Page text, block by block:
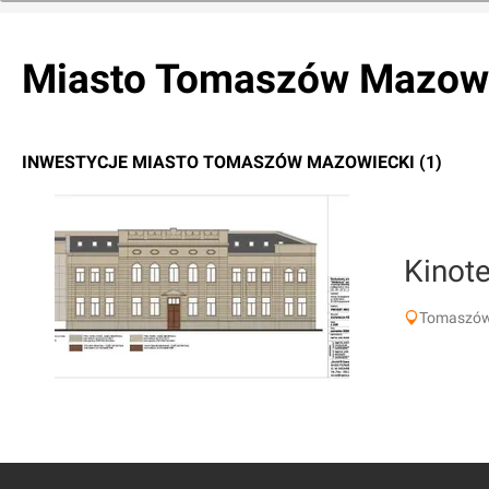
Miasto Tomaszów
INWESTYCJE MIASTO TOMASZÓW MAZOWIECKI (1)